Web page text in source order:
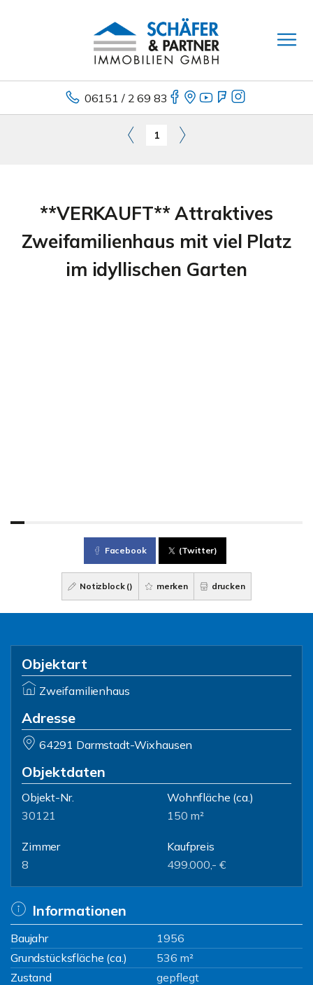
06151 / 2 69 83
1
**VERKAUFT** Attraktives
Zweifamilienhaus mit viel Platz
im idyllischen Garten
Facebook (Twitter)
Notizblock () merken drucken
Objektart
Zweifamilienhaus
Adresse
64291 Darmstadt-Wixhausen
Objektdaten
Objekt-Nr.
30121
Wohnfläche (ca.)
150 m²
Zimmer
8
Kaufpreis
499.000,- €
Informationen
Baujahr
1956
Grundstücksfläche (ca.)
536 m²
Zustand
gepflegt